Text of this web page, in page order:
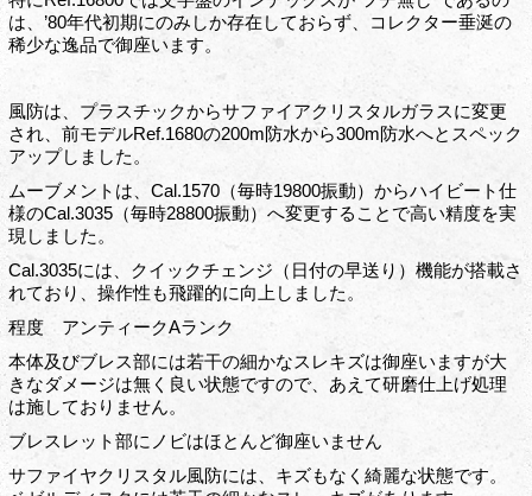
は、’80年代初期にのみしか存在しておらず、コレクター垂涎の
稀少な逸品で御座います。
風防は、プラスチックからサファイアクリスタルガラスに変更
され、前モデルRef.1680の200m防水から300m防水へとスペック
アップしました。
ムーブメントは、Cal.1570（毎時19800振動）からハイビート仕
様のCal.3035（毎時28800振動）へ変更することで高い精度を実
現しました。
Cal.3035には、クイックチェンジ（日付の早送り）機能が搭載さ
れており、操作性も飛躍的に向上しました。
程度 アンティークAランク
本体及びブレス部には若干の細かなスレキズは御座いますが大
きなダメージは無く良い状態ですので、あえて研磨仕上げ処理
は施しておりません。
ブレスレット部にノビはほとんど御座いません
サファイヤクリスタル風防には、キズもなく綺麗な状態です。